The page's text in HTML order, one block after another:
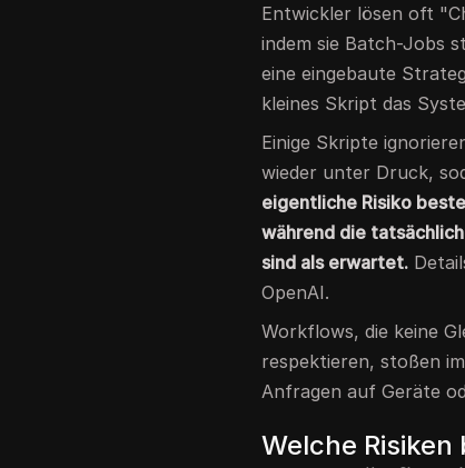
Entwickler lösen oft
indem sie Batch-Jobs
eine eingebaute
kleines Skript das
Einige Skripte
wieder unter Druck,
eigentliche Risiko
während die
sind als erwartet.
OpenAI.
Workflows, die keine
respektieren, stoßen
Anfragen auf Geräte
Welche